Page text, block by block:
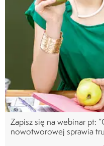
Zapisz się na webinar pt:
nowotworowej sprawia